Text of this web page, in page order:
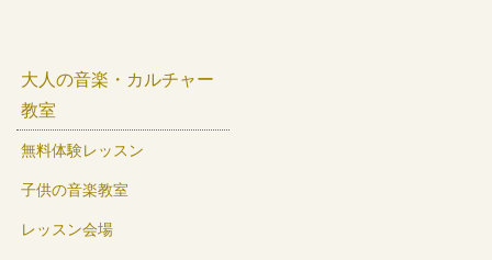
大人の音楽・カルチャー
教室
無料体験レッスン
子供の音楽教室
レッスン会場